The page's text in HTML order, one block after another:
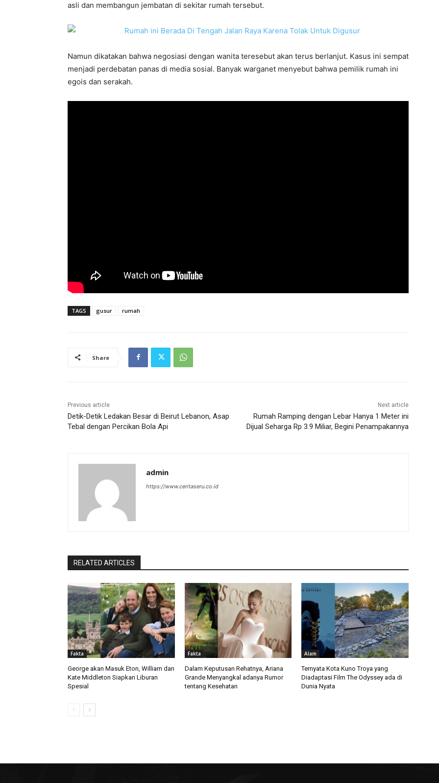
asli dan membangun jembatan di sekitar rumah tersebut.
Namun dikatakan bahwa negosiasi dengan wanita teresebut akan terus berlanjut. Kasus ini sempat
menjadi perdebatan panas di media sosial. Banyak warganet menyebut bahwa pemilik rumah ini
egois dan serakah.
TAGS gusur rumah
Share
Previous article
Detik-Detik Ledakan Besar di Beirut Lebanon, Asap
Tebal dengan Percikan Bola Api
Next article
Rumah Ramping dengan Lebar Hanya 1 Meter ini
Dijual Seharga Rp 3.9 Miliar, Begini Penampakannya
admin
https://www.ceritaseru.co.id
RELATED ARTICLES
Fakta
George akan Masuk Eton, William dan
Kate Middleton Siapkan Liburan
Spesial
Fakta
Dalam Keputusan Rehatnya, Ariana
Grande Menyangkal adanya Rumor
tentang Kesehatan
Alam
Ternyata Kota Kuno Troya yang
Diadaptasi Film The Odyssey ada di
Dunia Nyata